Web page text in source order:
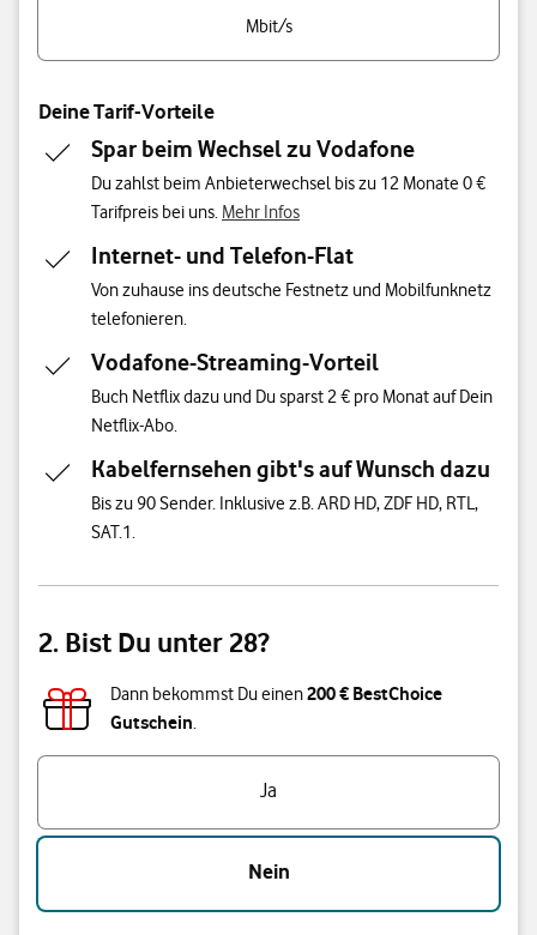
Mbit/s
Deine Tarif-Vorteile
Spar beim Wechsel zu Vodafone
Du zahlst beim Anbieterwechsel bis zu 12 Monate 0 €
Tarifpreis bei uns. Mehr Infos
Internet- und Telefon-Flat
Von zuhause ins deutsche Festnetz und Mobilfunknetz
telefonieren.
Vodafone-Streaming-Vorteil
Buch Netflix dazu und Du sparst 2 € pro Monat auf Dein
Netflix-Abo.
Kabelfernsehen gibt's auf Wunsch dazu
Bis zu 90 Sender. Inklusive z.B. ARD HD, ZDF HD, RTL,
SAT.1.
2. Bist Du unter 28?
Dann bekommst Du einen200 € BestChoice
Gutschein.
Bist du unter 28 Jahre alt?
Ja
Nein